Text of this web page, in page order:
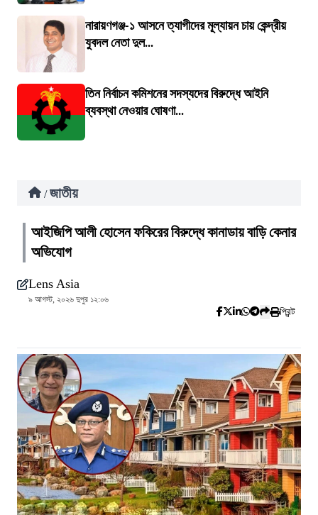
নারায়ণগঞ্জ-১ আসনে ত্যাগীদের মূল্যায়ন চায় কেন্দ্রীয়
যুবদল নেতা দুল...
তিন নির্বাচন কমিশনের সদস্যদের বিরুদ্ধে আইনি
ব্যবস্থা নেওয়ার ঘোষণা...
/ জাতীয়
আইজিপি আলী হোসেন ফকিরের বিরুদ্ধে কানাডায় বাড়ি কেনার
অভিযোগ
Lens Asia
৯ আগস্ট, ২০২৬ দুপুর ১২:০৬
প্রিন্ট